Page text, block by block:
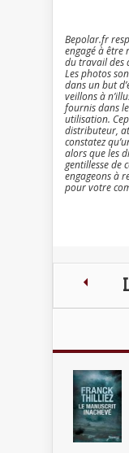
Bepolar.fr
engagé à être
du travail des
Les photos
dans un but
veillons à
fournis dans
utilisation.
distributeur,
constatez
alors que les
gentillesse de
engageons à
pour votre